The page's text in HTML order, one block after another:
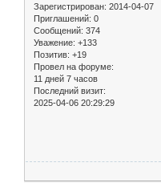
Зарегистрирован: 2014-04-07
Приглашений: 0
Сообщений: 374
Уважение: +133
Позитив: +19
Провел на форуме:
11 дней 7 часов
Последний визит:
2025-04-06 20:29:29